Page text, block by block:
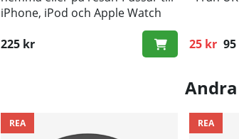
iPhone, iPod och Apple Watch
225 kr
25 kr
Ordinarie
REA REA